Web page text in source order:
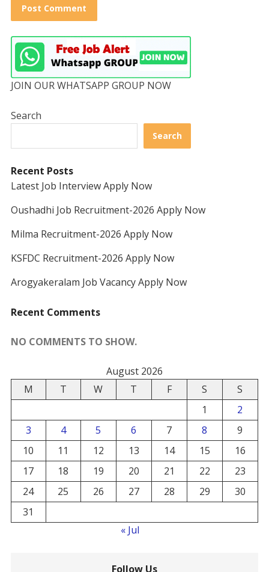
JOIN OUR WHATSAPP GROUP NOW
Search
Search
Recent Posts
Latest Job Interview Apply Now
Oushadhi Job Recruitment-2026 Apply Now
Milma Recruitment-2026 Apply Now
KSFDC Recruitment-2026 Apply Now
Arogyakeralam Job Vacancy Apply Now
Recent Comments
NO COMMENTS TO SHOW.
August 2026
M
T W T F S
S
1
2
3
4 5 6 7 8
9
10
11 12 13 14 15
16
17
18 19 20 21 22
23
24
25 26 27 28 29
30
31
« Jul
Follow Us